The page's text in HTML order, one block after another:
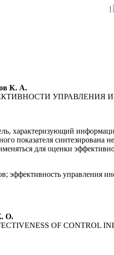
|
К. А.
характеризующий
показателя синтезирована
для оценки
эффективность управления
О.
OF CONTROL